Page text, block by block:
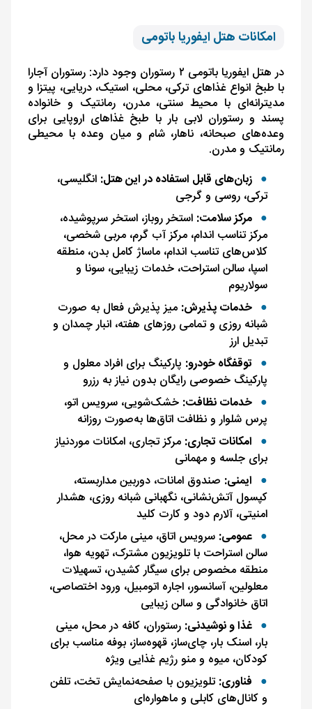
امکانات هتل ایفوریا باتومی
در هتل ایفوریا باتومی ۲ رستوران وجود دارد: رستوران آجارا
با طبخ انواع غذاهای ترکی، محلی، استیک، دریایی، پیتزا و
مدیترانه‌ای با محیط سنتی، مدرن، رمانتیک و خانواده
پسند و رستوران لابی بار با طبخ غذاهای اروپایی برای
وعده‌های صبحانه، ناهار، شام و میان‌ وعده با محیطی
رمانتیک و مدرن.
زبان‌های قابل استفاده در این هتل: انگلیسی،
ترکی، روسی و گرجی
مرکز سلامت: استخر روباز، استخر سرپوشیده،
مرکز تناسب ‌اندام، مرکز آب‌ گرم، مربی شخصی،
کلاس‌های تناسب ‌اندام، ماساژ کامل بدن، منطقه
اسپا، سالن استراحت، خدمات زیبایی، سونا و
سولاریوم
خدمات پذیرش: میز پذیرش فعال به ‌صورت
شبانه روزی و تمامی روزهای هفته، انبار چمدان و
تبدیل ارز
توقفگاه خودرو: پارکینگ برای افراد معلول و
پارکینگ خصوصی رایگان بدون نیاز به رزرو
خدمات نظافت: خشک‌شویی، سرویس اتو،
پرس شلوار و نظافت اتاق‌ها به‌صورت روزانه
امکانات تجاری: مرکز تجاری، امکانات موردنیاز
برای جلسه و مهمانی
ایمنی: صندوق امانات، دوربین مداربسته،
کپسول آتش‌نشانی، نگهبانی شبانه روزی، هشدار
امنیتی، آلارم دود و کارت کلید
عمومی: سرویس اتاق، مینی مارکت در محل،
سالن استراحت با تلویزیون مشترک، تهویه هوا،
منطقه مخصوص برای سیگار ‌کشیدن، تسهیلات
معلولین، آسانسور، اجاره اتومبیل، ورود اختصاصی،
اتاق خانوادگی و سالن زیبایی
غذا و نوشیدنی: رستوران، کافه در محل، مینی
بار، اسنک بار، چای‌ساز، قهوه‌ساز، بوفه مناسب برای
کودکان، میوه و منو رژیم ‌غذایی ویژه
فناوری:تلویزیون با صفحه‌نمایش تخت، تلفن
و کانال‌های کابلی و ماهواره‌ای